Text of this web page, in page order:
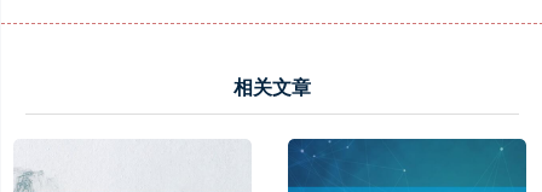
相关文章